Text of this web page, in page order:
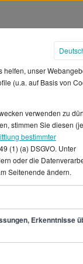
helfen, unser
(u.a. auf Basis von
verwenden zu
stimmen Sie diesen
bestimmter
(1) (a) DSGVO. Unter
oder die
Seitenende ändern.
Erkenntnisse